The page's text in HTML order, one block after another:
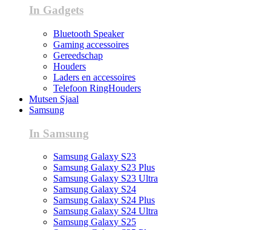
In Gadgets
Bluetooth Speaker
Gaming accessoires
Gereedschap
Houders
Laders en accessoires
Telefoon RingHouders
Mutsen Sjaal
Samsung
In Samsung
Samsung Galaxy S23
Samsung Galaxy S23 Plus
Samsung Galaxy S23 Ultra
Samsung Galaxy S24
Samsung Galaxy S24 Plus
Samsung Galaxy S24 Ultra
Samsung Galaxy S25